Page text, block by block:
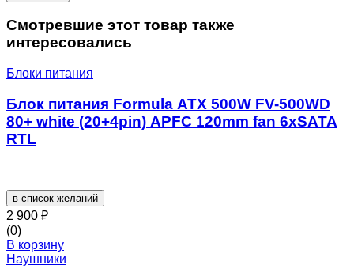
Смотревшие этот товар также
интересовались
Блоки питания
Блок питания Formula ATX 500W FV-500WD
80+ white (20+4pin) APFC 120mm fan 6xSATA
RTL
в список желаний
2 900 ₽
(0)
В корзину
Наушники